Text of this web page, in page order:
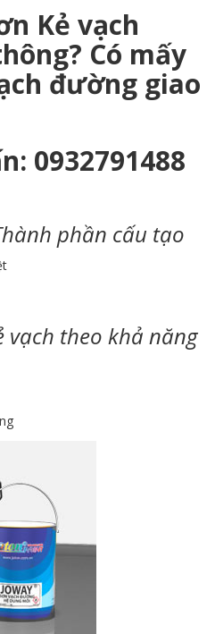
Kẻ vạch
Có mấy
đường giao
0932791488
phần cấu tạo
vạch theo khả năng